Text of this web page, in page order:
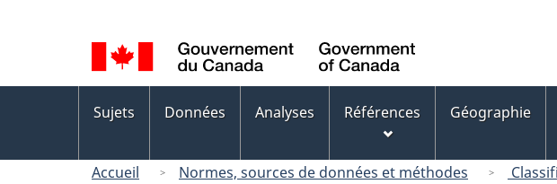
de
la
langue
Canada
des
Sujets Données Analyses Références Géographie
Accueil Normes, sources de données et méthodes